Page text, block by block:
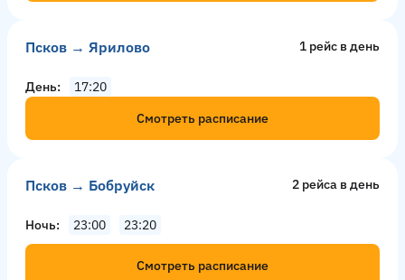
Псков → Ярилово 1 рейс в день
День
17:20
Смотреть расписание
Псков → Бобруйск 2 рейсa в день
Ночь 23:00 23:20
Смотреть расписание